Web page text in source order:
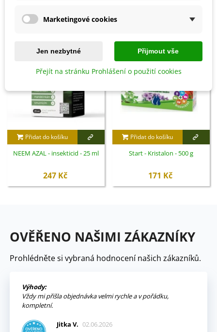
Přidat do košíku
NEEM AZAL - insekticid - 25 ml
247 Kč
Přidat do košíku
Start - Kristalon - 500 g
171 Kč
OVĚŘENO NAŠIMI ZÁKAZNÍKY
Prohlédněte si vybraná hodnocení našich zákazníků.
Výhody:
Vždy mi přišla objednávka velmi rychle a v pořádku,
kompletní.
Jitka V. 02.06.2026
Marketingové cookies
Jen nezbytné Přijmout vše
Přejít na stránku Prohlášení o použití cookies